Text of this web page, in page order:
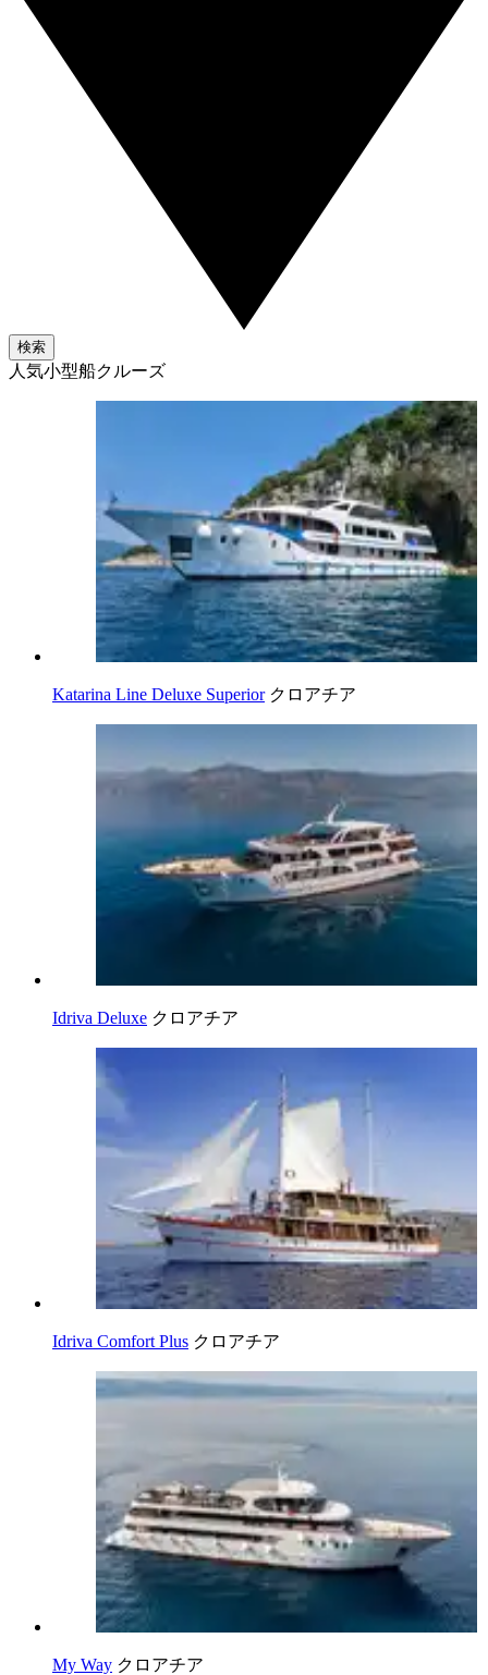
検索
人気小型船クルーズ
Katarina Line Deluxe Superior クロアチア
Idriva Deluxe クロアチア
Idriva Comfort Plus クロアチア
My Way クロアチア